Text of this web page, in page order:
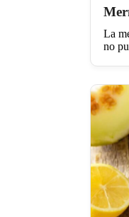
La
no